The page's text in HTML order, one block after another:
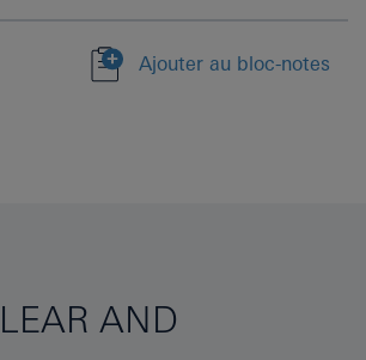
Ajouter au bloc-notes
AND